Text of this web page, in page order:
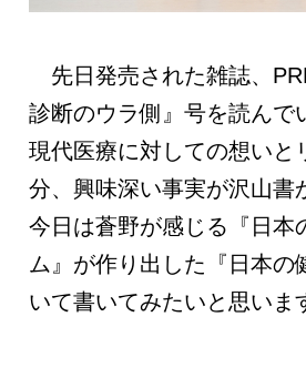
先日発売された雑誌、
診断のウラ側』号を読んで
現代医療に対しての想いと
分、興味深い事実が沢山書
今日は蒼野が感じる『日本
ム』が作り出した『日本の
いて書いてみたいと思いま